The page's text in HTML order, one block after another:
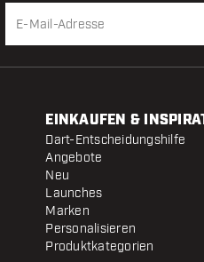
EINKAUFEN &
Dart-Entscheidungshilfe
Angebote
Neu
Launches
Marken
Personalisieren
Produktkategorien